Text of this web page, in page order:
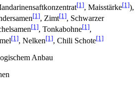
[1], Maisstärke[1]),
[1], Zimt[1], Schwarzer
[1], Tonkabohne[1],
[1], Nelken[1], Chili Schote[1]
Anbau